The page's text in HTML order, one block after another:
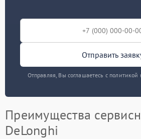
Отправить
Отправляя, Вы соглашаетесь с
Преимущества
DeLonghi